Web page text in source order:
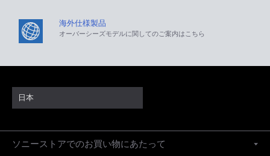
海外仕様製品
オーバーシーズモデルに関してのご案内はこちら
日本
ソニーストアでのお買い物にあたって